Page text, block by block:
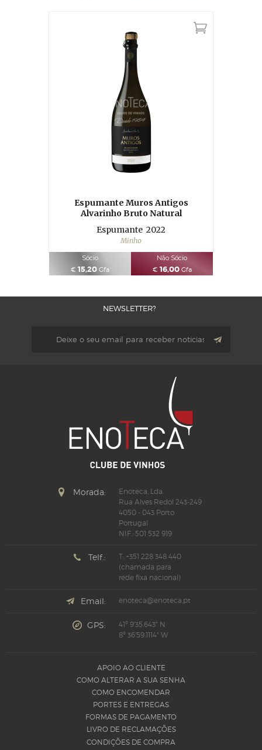
Espumante Muros Antigos
Alvarinho Bruto Natural
Espumante 2022
Minho
Sócio
€ 15,20 Gfa
Não Sócio
€ 16,00 Gfa
NEWSLETTER?
Morada:
Enoteca, Lda.
Rua Alves Redol 243-249
4050 - 043 Porto
Portugal
NIF.: 501 532 919
Telf.:
T: +351 228 348 440
(chamada para
rede fixa nacional)
Email: enoteca@enoteca.pt
GPS:
41º 9'35.643" N
8º 36'59.1114" W
APOIO AO CLIENTE
COMO ALTERAR A SUA SENHA
COMO ENCOMENDAR
PORTES E ENTREGAS
FORMAS DE PAGAMENTO
LIVRO DE RECLAMAÇÕES
CONDIÇÕES DE COMPRA